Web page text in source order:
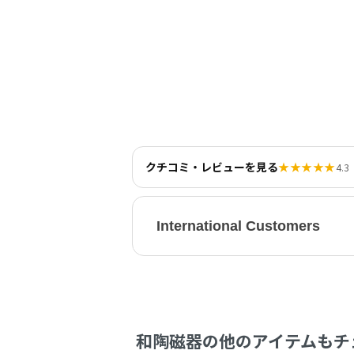
クチコミ・レビューを見る★★★★★4.3
International Customers
和陶磁器の他のアイテムも